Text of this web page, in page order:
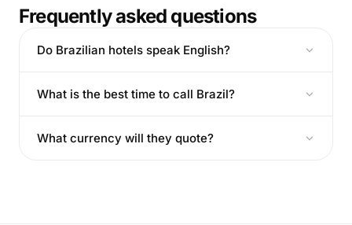
Frequently asked questions
Do Brazilian hotels speak English?
What is the best time to call Brazil?
What currency will they quote?